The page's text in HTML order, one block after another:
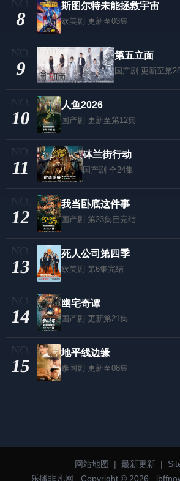
8
斯图尔特未能拯救宇宙
欧美剧 更新至03集
9
第五立面
国产剧 更新至第
10
人鱼2026
国产剧 更新至第12集
11
砵兰街行动
国产剧 全24集
12
我当卧底这件事
国产剧 第23集已完结
13
死人公司第四季
欧美剧 第6集完结
14
幽宅奇谭
国产剧 更新第21集
15
地平线边缘
泰国剧 更新至08集
网站地图 | 最新更新 |
乐播非凡网
Copyright © 2026